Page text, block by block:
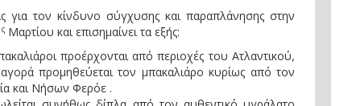
για τον κίνδυνο σύγχυσης και παραπλάνησης στην
Μαρτίου και επισημαίνει τα εξής:
προέρχονται από περιοχές του Ατλαντικού,
προμηθεύεται τον μπακαλιάρο κυρίως από τον
και Νήσων Φερόε .